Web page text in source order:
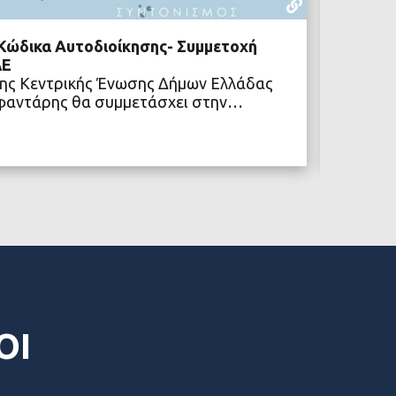
Αυτοδιοίκησης- Συμμετοχή
Κεντρικής Ένωσης Δήμων Ελλάδας
θα συμμετάσχει στην…